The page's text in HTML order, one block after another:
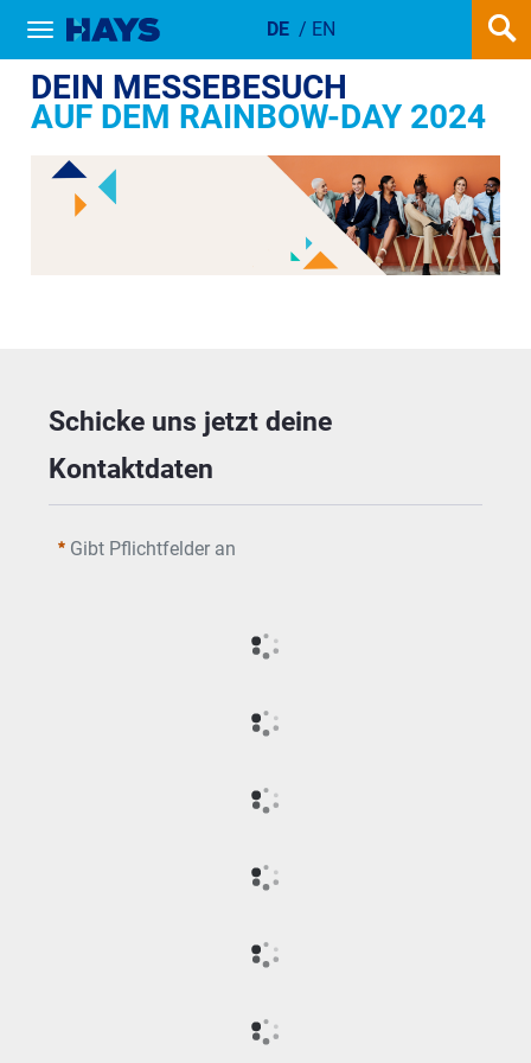
Show / hide navigation DE / EN
HAYS MESSESTAND
DEIN MESSEBESUCH
AUF DEM RAINBOW-DAY 2024
Schicke uns jetzt deine
Kontaktdaten
Gibt Pflichtfelder an